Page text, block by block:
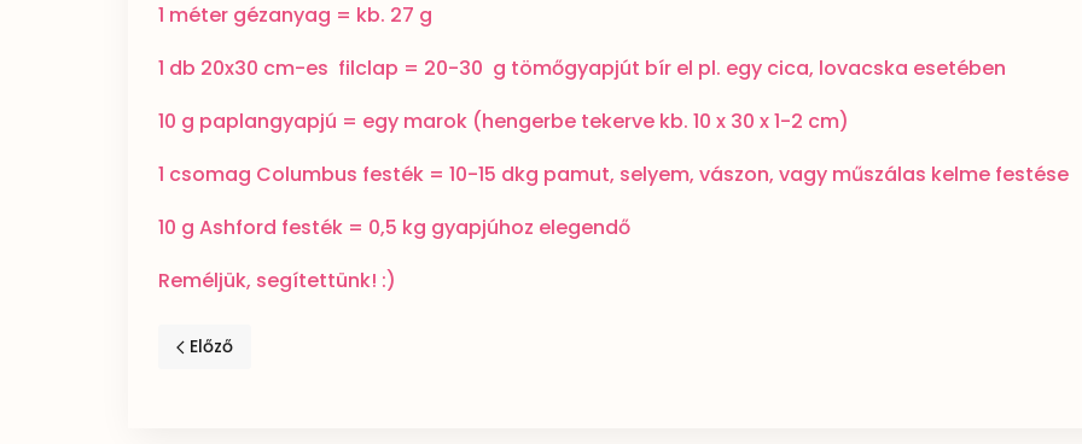
1 méter gézanyag = kb. 27 g
1 db 20x30 cm-es filclap = 20-30 g tömőgyapjút bír el pl. egy cica, lovacska esetében
10 g paplangyapjú = egy marok (hengerbe tekerve kb. 10 x 30 x 1-2 cm)
1 csomag Columbus festék = 10-15 dkg pamut, selyem, vászon, vagy műszálas kelme festése
10 g Ashford festék = 0,5 kg gyapjúhoz elegendő
Reméljük, segítettünk! :)
Előző cikk: Tűfestés
Előző